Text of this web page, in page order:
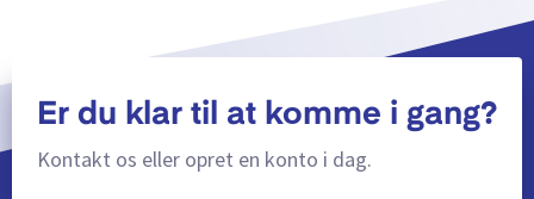
Er du klar til at komme i gang?
Kontakt os eller opret en konto i dag.